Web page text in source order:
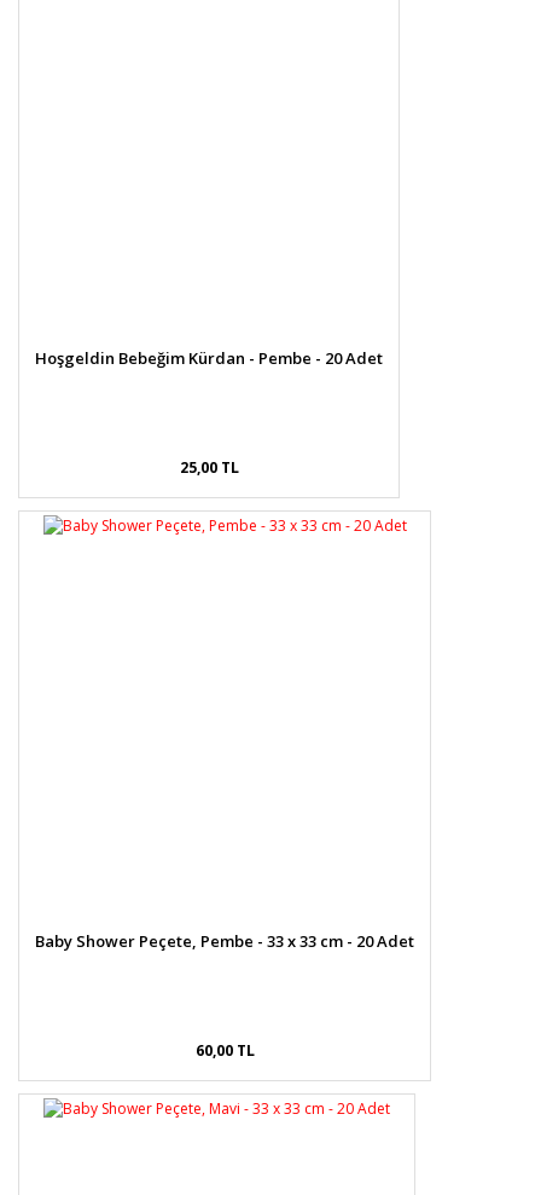
Hoşgeldin Bebeğim Kürdan - Pembe - 20 Adet
25,00 TL
Baby Shower Peçete, Pembe - 33 x 33 cm - 20 Adet
60,00 TL